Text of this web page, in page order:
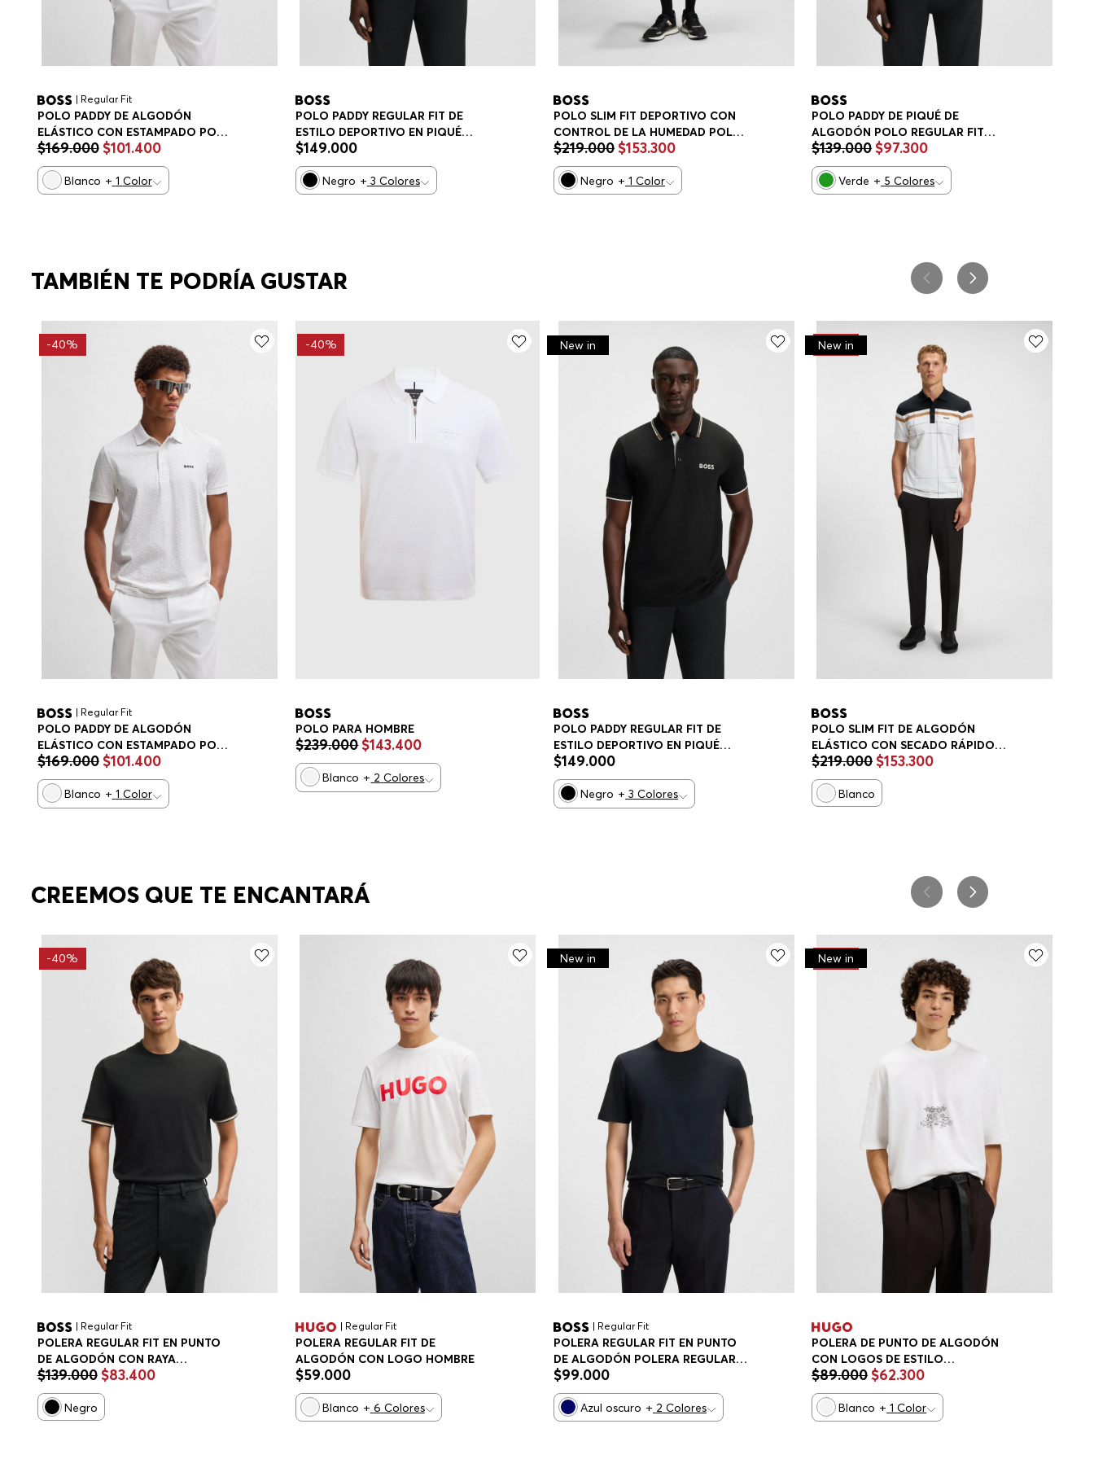
| Regular Fit
POLO PADDY DE ALGODÓN
ELÁSTICO CON ESTAMPADO POLO
REGULAR FIT HOMBRE
$169.000 $101.400
Blanco + 1 Color
POLO PADDY REGULAR FIT DE
ESTILO DEPORTIVO EN PIQUÉ
ELÁSTICO DE SECADO RÁPIDO
POLO REGULAR FIT HOMBRE
$149.000
Negro + 3 Colores
POLO SLIM FIT DEPORTIVO CON
CONTROL DE LA HUMEDAD POLO
SLIM FIT HOMBRE
$219.000 $153.300
Negro + 1 Color
POLO PADDY DE PIQUÉ DE
ALGODÓN POLO REGULAR FIT
HOMBRE
$139.000 $97.300
Verde + 5 Colores
TAMBIÉN TE PODRÍA GUSTAR
-40%
| Regular Fit
POLO PADDY DE ALGODÓN
ELÁSTICO CON ESTAMPADO POLO
REGULAR FIT HOMBRE
$169.000 $101.400
Blanco + 1 Color
-40%
POLO PARA HOMBRE
$239.000 $143.400
Blanco + 2 Colores
New in
POLO PADDY REGULAR FIT DE
ESTILO DEPORTIVO EN PIQUÉ
ELÁSTICO DE SECADO RÁPIDO
POLO REGULAR FIT HOMBRE
$149.000
Negro + 3 Colores
-30%
New in
POLO SLIM FIT DE ALGODÓN
ELÁSTICO CON SECADO RÁPIDO
POLO SLIM FIT HOMBRE
$219.000 $153.300
Blanco
CREEMOS QUE TE ENCANTARÁ
-40%
| Regular Fit
POLERA REGULAR FIT EN PUNTO
DE ALGODÓN CON RAYA
CARACTERÍSTICA HOMBRE
$139.000 $83.400
Negro
| Regular Fit
POLERA REGULAR FIT DE
ALGODÓN CON LOGO HOMBRE
$59.000
Blanco + 6 Colores
New in
| Regular Fit
POLERA REGULAR FIT EN PUNTO
DE ALGODÓN POLERA REGULAR
FIT HOMBRE
$99.000
Azul oscuro + 2 Colores
-30%
New in
POLERA DE PUNTO DE ALGODÓN
CON LOGOS DE ESTILO
UNIVERSITARIO PLAYERA
OVERSIZE FIT HOMBRE
$89.000 $62.300
Blanco + 1 Color